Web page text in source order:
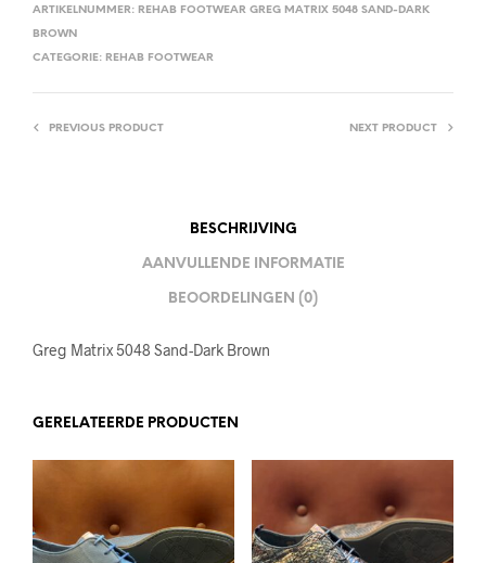
ARTIKELNUMMER: REHAB FOOTWEAR GREG MATRIX 5048 SAND-DARK
BROWN
CATEGORIE: REHAB FOOTWEAR
PREVIOUS PRODUCT NEXT PRODUCT
BESCHRIJVING
AANVULLENDE INFORMATIE
BEOORDELINGEN (0)
Greg Matrix 5048 Sand-Dark Brown
GERELATEERDE PRODUCTEN